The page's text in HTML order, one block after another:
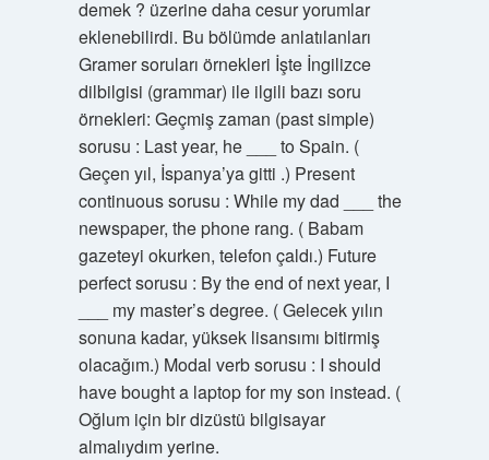
demek ? üzerine daha cesur yorumlar
eklenebilirdi. Bu bölümde anlatılanları
Gramer soruları örnekleri İşte İngilizce
dilbilgisi (grammar) ile ilgili bazı soru
örnekleri: Geçmiş zaman (past simple)
sorusu : Last year, he ___ to Spain. (
Geçen yıl, İspanya’ya gitti .) Present
continuous sorusu : While my dad ___ the
newspaper, the phone rang. ( Babam
gazeteyi okurken, telefon çaldı.) Future
perfect sorusu : By the end of next year, I
___ my master’s degree. ( Gelecek yılın
sonuna kadar, yüksek lisansımı bitirmiş
olacağım.) Modal verb sorusu : I should
have bought a laptop for my son instead. (
Oğlum için bir dizüstü bilgisayar
almalıydım yerine.